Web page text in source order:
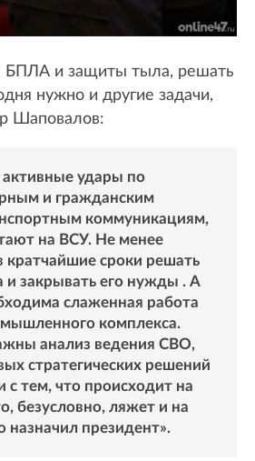
БПЛА и защиты тыла, решать
нужно и другие задачи,
Шаповалов:
удары по
и гражданским
коммуникациям,
на ВСУ. Не менее
кратчайшие сроки решать
и закрывать его нужды . А
слаженная работа
комплекса.
анализ ведения СВО,
стратегических решений
с тем, что происходит на
безусловно, ляжет и на
назначил президент».